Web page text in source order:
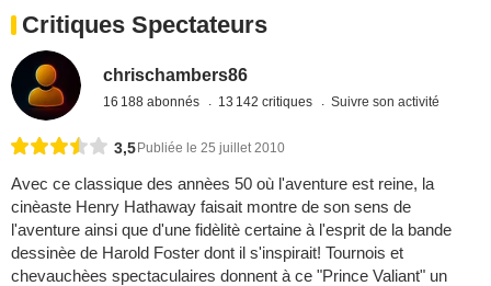
Critiques Spectateurs
chrischambers86
16 188 abonnés 13 142 critiques Suivre son activité
3,5 Publiée le 25 juillet 2010
Avec ce classique des annèes 50 où l'aventure est reine, la
cinèaste Henry Hathaway faisait montre de son sens de
l'aventure ainsi que d'une fidèlitè certaine à l'esprit de la bande
dessinèe de Harold Foster dont il s'inspirait! Tournois et
chevauchèes spectaculaires donnent à ce "Prince Valiant" un